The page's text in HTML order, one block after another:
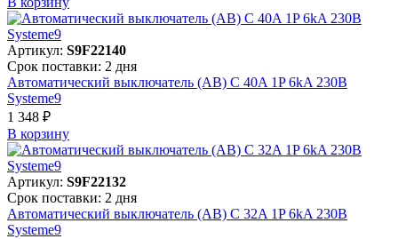
Артикул: S9F22140
Срок поставки: 2 дня
Автоматический выключатель (АВ) C 40A 1P 6kA 230В
Systeme9
1 348 ₽
В корзинy
Артикул: S9F22132
Срок поставки: 2 дня
Автоматический выключатель (АВ) C 32A 1P 6kA 230В
Systeme9